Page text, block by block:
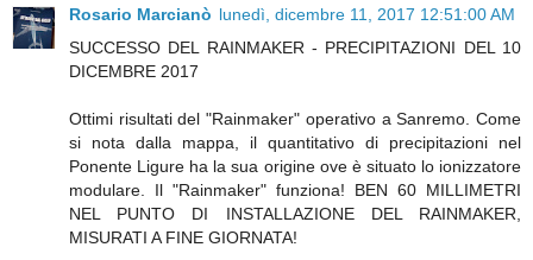
Rosario Marcianò lunedì, dicembre 11, 2017 12:51:00 AM
SUCCESSO DEL RAINMAKER - PRECIPITAZIONI DEL 10
DICEMBRE 2017
Ottimi risultati del "Rainmaker" operativo a Sanremo. Come
si nota dalla mappa, il quantitativo di precipitazioni nel
Ponente Ligure ha la sua origine ove è situato lo ionizzatore
modulare. Il "Rainmaker" funziona! BEN 60 MILLIMETRI
NEL PUNTO DI INSTALLAZIONE DEL RAINMAKER,
MISURATI A FINE GIORNATA!